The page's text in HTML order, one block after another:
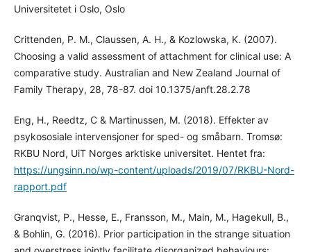
Universitetet i Oslo, Oslo
Crittenden, P. M., Claussen, A. H., & Kozlowska, K. (2007).
Choosing a valid assessment of attachment for clinical use: A
comparative study. Australian and New Zealand Journal of
Family Therapy, 28, 78-87. doi 10.1375/anft.28.2.78
Eng, H., Reedtz, C & Martinussen, M. (2018). Effekter av
psykososiale intervensjoner for sped- og småbarn. Tromsø:
RKBU Nord, UiT Norges arktiske universitet. Hentet fra:
https://ungsinn.no/wp-content/uploads/2019/07/RKBU-Nord-
rapport.pdf
Granqvist, P., Hesse, E., Fransson, M., Main, M., Hagekull, B.,
& Bohlin, G. (2016). Prior participation in the strange situation